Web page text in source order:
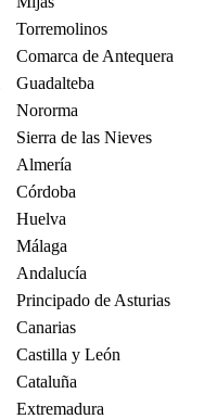
Torremolinos
Comarca de Antequera
Guadalteba
Nororma
Sierra de las Nieves
Almería
Córdoba
Huelva
Málaga
Andalucía
Principado de Asturias
Canarias
Castilla y León
Cataluña
Extremadura